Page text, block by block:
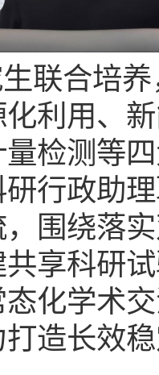
联合培
利用、
检测等
行政助
围绕落
享科研
化学术
造长效